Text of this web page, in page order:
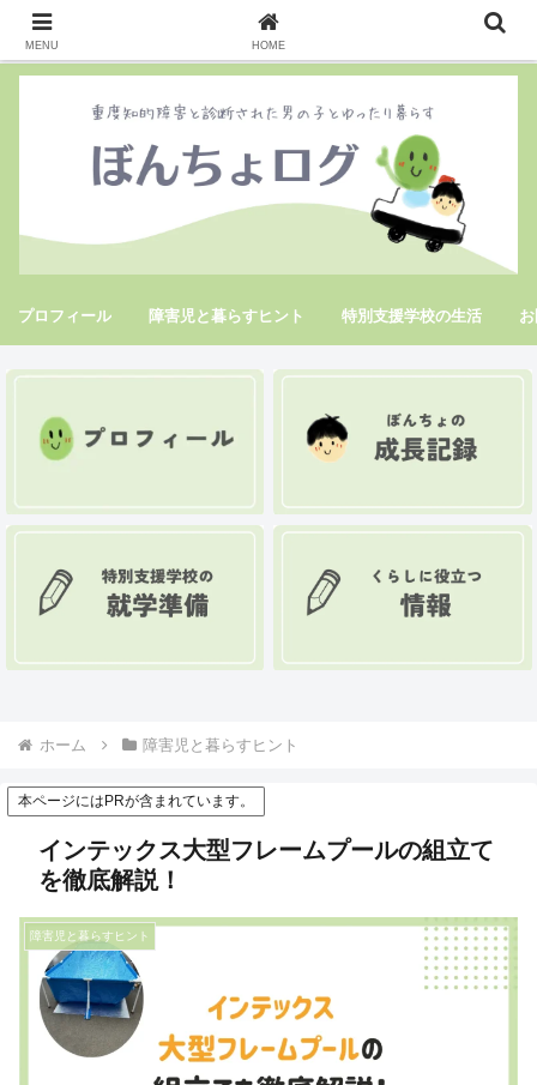
プロフィール 障害児と暮らすヒント 特別支援学校の生活
ホーム 障害児と暮らすヒント
本ページにはPRが含まれています。
インテックス大型フレームプールの組立て
を徹底解説！
障害児と暮らすヒント
MENU HOME